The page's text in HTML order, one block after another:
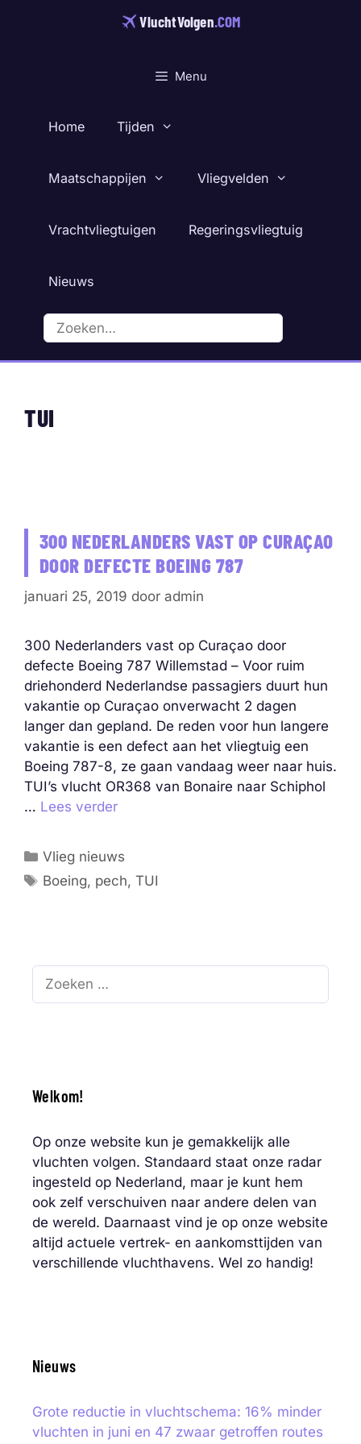
VluchtVolgen.COM
Menu
Home Tijden
Maatschappijen Vliegvelden
Vrachtvliegtuigen Regeringsvliegtuig
Nieuws
TUI
300 NEDERLANDERS VAST OP CURAÇAO
DOOR DEFECTE BOEING 787
januari 25, 2019 door admin
300 Nederlanders vast op Curaçao door
defecte Boeing 787 Willemstad – Voor ruim
driehonderd Nederlandse passagiers duurt hun
vakantie op Curaçao onverwacht 2 dagen
langer dan gepland. De reden voor hun langere
vakantie is een defect aan het vliegtuig een
Boeing 787-8, ze gaan vandaag weer naar huis.
TUI’s vlucht OR368 van Bonaire naar Schiphol
… Lees verder
Categorieën
Vlieg nieuws
Tags
Boeing, pech,TUI
naar:
Welkom!
Op onze website kun je gemakkelijk alle
vluchten volgen. Standaard staat onze radar
ingesteld op Nederland, maar je kunt hem
ook zelf verschuiven naar andere delen van
de wereld. Daarnaast vind je op onze website
altijd actuele vertrek- en aankomsttijden van
verschillende vluchthavens. Wel zo handig!
Nieuws
Grote reductie in vluchtschema: 16% minder
vluchten in juni en 47 zwaar getroffen routes